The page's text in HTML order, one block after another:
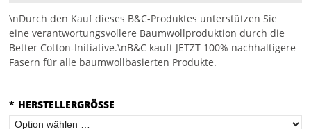
\nDurch den Kauf dieses B&C-Produktes unterstützen Sie
eine verantwortungsvollere Baumwollproduktion durch die
Better Cotton-Initiative.\nB&C kauft JETZT 100% nachhaltigere
Fasern für alle baumwollbasierten Produkte.
* HERSTELLERGRÖSSE